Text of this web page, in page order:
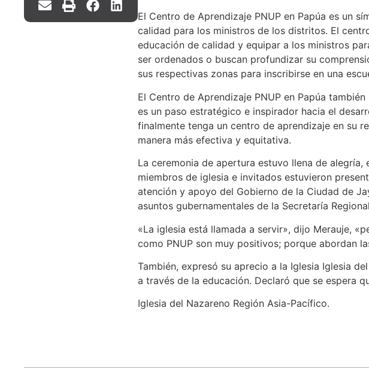
El Centro de Aprendizaje PNUP en Papúa es un
calidad para los ministros de los distritos. El
educación de calidad y equipar a los ministros
ser ordenados o buscan profundizar su
sus respectivas zonas para inscribirse en una
El Centro de Aprendizaje PNUP en Papúa
es un paso estratégico e inspirador hacia el
finalmente tenga un centro de aprendizaje en su
manera más efectiva y equitativa.
La ceremonia de apertura estuvo llena de
miembros de iglesia e invitados estuvieron
atención y apoyo del Gobierno de la Ciudad de
asuntos gubernamentales de la Secretaría
«La iglesia está llamada a servir», dijo Merauje,
como PNUP son muy positivos; porque abordan
También, expresó su aprecio a la Iglesia Iglesia
a través de la educación. Declaró que se espera
Iglesia del Nazareno Región Asia-Pacífico.